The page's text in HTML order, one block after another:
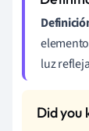
luz